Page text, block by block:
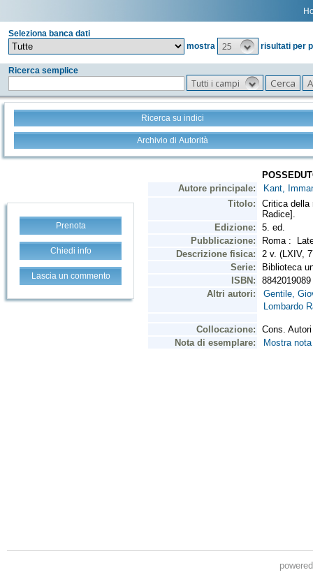
Seleziona banca dati
mostra
25 risultati per
Ricerca semplice
Tutti i campi
Ricerca su indici
Archivio di Autorità
Prenota
Chiedi info
Lascia un commento